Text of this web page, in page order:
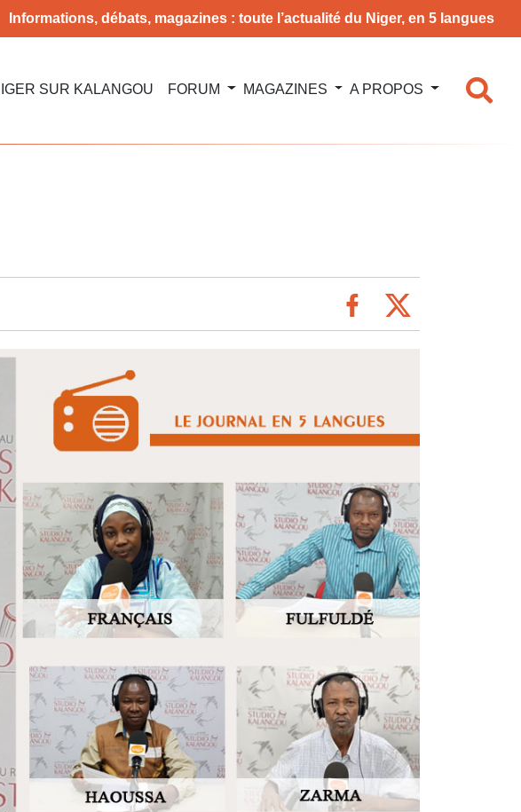
Informations, débats, magazines : toute l’actualité du Niger, en 5 langues
SUR KALANGOU FORUM MAGAZINES A PROPOS